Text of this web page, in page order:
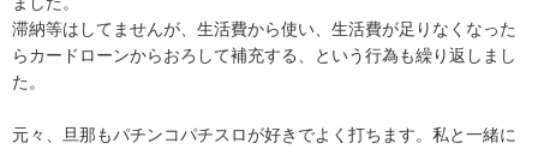
滞納等はしてませんが、生活費から使い、生活費が足りなくなった
らカードローンからおろして補充する、という行為も繰り返しまし
た。
元々、旦那もパチンコパチスロが好きでよく打ちます。私と一緒に